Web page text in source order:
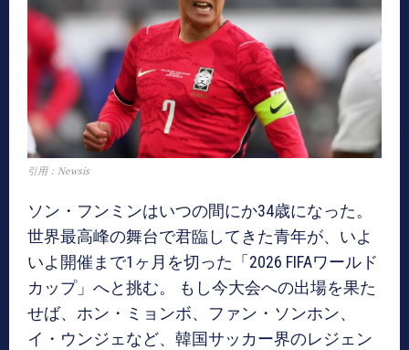
引用：Newsis
ソン・フンミンはいつの間にか34歳になった。
世界最高峰の舞台で君臨してきた青年が、いよ
いよ開催まで1ヶ月を切った「2026 FIFAワールド
カップ」へと挑む。 もし今大会への出場を果た
せば、ホン・ミョンボ、ファン・ソンホン、
イ・ウンジェなど、韓国サッカー界のレジェン